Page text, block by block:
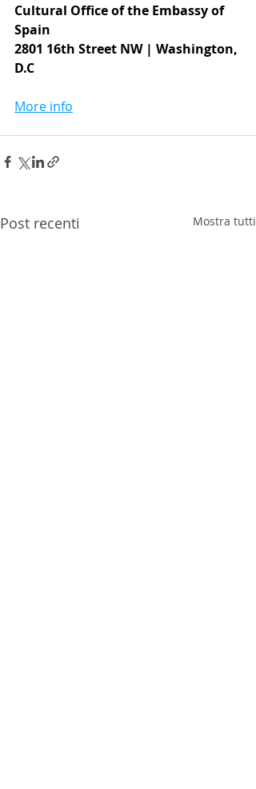
Cultural Office of the Embassy of
Spain
2801 16th Street NW | Washington,
D.C
More info
Post recenti Mostra tutti